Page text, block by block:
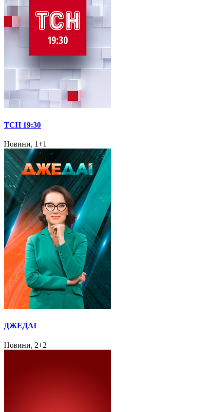
ТСН 19:30
Новини, 1+1
ДЖЕДАІ
Новини, 2+2